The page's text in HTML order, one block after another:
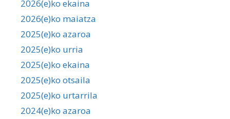
2026(e)ko ekaina
2026(e)ko maiatza
2025(e)ko azaroa
2025(e)ko urria
2025(e)ko ekaina
2025(e)ko otsaila
2025(e)ko urtarrila
2024(e)ko azaroa